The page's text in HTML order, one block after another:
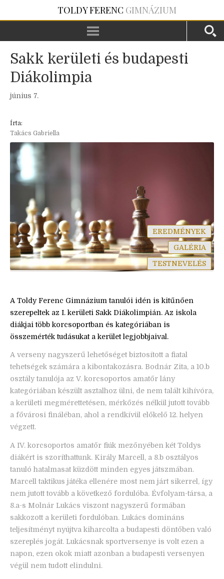
TOLDY FERENC GIMNÁZIUM
Sakk kerületi és budapesti
Diákolimpia
június 7.
Írta:
Takács Gabriella
EREDMÉNYEK
GALÉRIA
TESTNEVELÉS
A Toldy Ferenc Gimnázium tanulói idén is kitűnően
szerepeltek az I. kerületi Sakk Diákolimpián. Az iskola
diákjai több korcsoportban és kategóriában is
összemérték tudásukat a kerület legjobbjaival.
A verseny nagyszerű lehetőséget biztosított a fiatal
tehetségek számára a kibontakozásra. Bodnár Zita, a 10.b
osztály tanulója az V. korcsoportos amatőr lány
kategóriában készült asztalhoz ülni, de nem talált kihívóra,
a kerületi megmérettetésen, mérkőzés nélkül jutott tovább
a fővárosi fináléban, ahol a rendkívül előkelő 12. helyen
végzett.
A IV. korcsoportos amatőr fiúk mezőnyében két Toldys
diákért is szoríthattunk. Király Marcell, a 8.b osztályos
tanuló hatalmasat küzdött minden egyes játszmában.
Marcell taktikus játéka ellenére most nem járt sikerrel, így
nem jutott tovább a következő fordulóba. Évfolyam-társa, a
8.a-s Molnár Lukács viszont nagyszerű formában
sakkozott a kerületi fordulóban. Lukács domináns
teljesítményt nyújtva kiharcolta a budapesti döntőben való
szereplés jogát. Lukácsnak sportversenye is volt ezen a
napon, ezen okok miatt azonban a budapesti versenyen
végül nem tudott elindulni.